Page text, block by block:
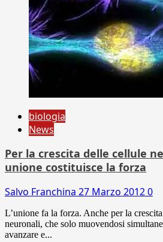
biologia
News
Per la crescita delle cellule
unione costituisce la forza
Salvo Franchina 27 Marzo 20120
L’unione fa la forza. Anche per la
neuronali, che solo muovendosi
avanzare e...